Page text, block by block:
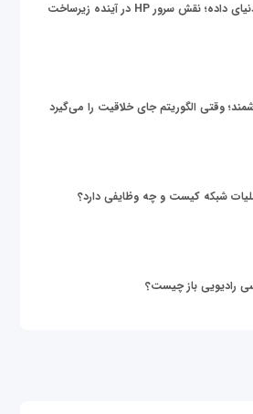
زیر پوست دنیای داده؛ نقش سرور HP در آینده زیرساخت
وقتی الگوریتم جای خلاقیت را می‌گیرد
شبکه کیست و چه وظایفی دارد؟
رادیویی باز چیست؟